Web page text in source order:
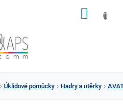
Úklidové pomůcky Hadry a utěrky